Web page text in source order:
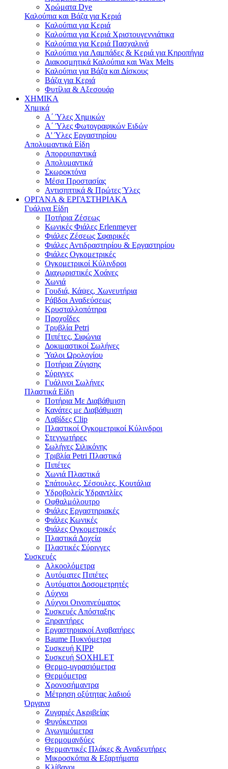
Χρώματα Dye
Καλούπια και Βάζα για Κεριά
Καλούπια για Κεριά
Καλούπια για Κεριά Χριστουγεννιάτικα
Καλούπια για Κεριά Πασχαλινά
Καλούπια για Λαμπάδες & Κεριά για Κηροπήγια
Διακοσμητικά Καλούπια και Wax Melts
Καλούπια για Βάζα και Δίσκους
Βάζα για Κεριά
Φυτίλια & Αξεσουάρ
ΧΗΜΙΚΑ
Χημικά
Α΄ Ύλες Χημικών
Α΄ Ύλες Φωτογραφικών Ειδών
Α' Ύλες Εργαστηρίου
Απολυμαντικά Είδη
Απορρυπαντικά
Απολυμαντικά
Σκωροκτόνα
Μέσα Προστασίας
Αντισηπτικά & Πρώτες Ύλες
ΟΡΓΑΝΑ & ΕΡΓΑΣΤΗΡΙΑΚΑ
Γυάλινα Είδη
Ποτήρια Ζέσεως
Κωνικές Φιάλες Erlenmeyer
Φιάλες Ζέσεως Σφαιρικές
Φιάλες Αντιδραστηρίου & Εργαστηρίου
Φιάλες Ογκομετρικές
Ογκομετρικoί Κύλινδροι
Διαχωριστικές Χoάνες
Χωνιά
Γουδιά, Κάψες, Χωνευτήρια
Ράβδοι Αναδεύσεως
Κρυσταλλοπότηρα
Προχοΐδες
Τρυβλία Petri
Πιπέτες, Σιφώνια
Δοκιμαστικοί Σωλήνες
Ύαλοι Ωρολογίου
Ποτήρια Ζύγισης
Σύριγγες
Γυάλινοι Σωλήνες
Πλαστικά Είδη
Ποτήρια Με Διαβάθμιση
Κανάτες με Διαβάθμιση
Λαβίδες Clip
Πλαστικοί Ογκομετρικοί Κύλινδροι
Στεγνωτήρες
Σωλήνες Σιλικόνης
Τριβλία Petri Πλαστικά
Πιπέτες
Χωνιά Πλαστικά
Σπάτουλες, Σέσουλες, Κουτάλια
Υδροβολείς Υδραντλίες
Οφθαλμόλουτρο
Φιάλες Εργαστηριακές
Φιάλες Κωνικές
Φιάλες Ογκομετρικές
Πλαστικά Δοχεία
Πλαστικές Σύριγγες
Συσκευές
Αλκοολόμετρα
Αυτόματες Πιπέτες
Αυτόματοι Δοσομετρητές
Λύχνοι
Λύχνοι Οινοπνεύματος
Συσκευές Απόσταξης
Ξηραντήρες
Εργαστηριακοί Αναβατήρες
Baume Πυκνόμετρα
Συσκευή KIPP
Συσκευή SOXHLET
Θερμο-υγρασιόμετρα
Θερμόμετρα
Χρονοσήμαντρα
Μέτρηση οξύτητας λαδιού
Όργανα
Ζυγαριές Ακριβείας
Φυγόκεντροι
Αγωγιμόμετρα
Θερμομανδύες
Θερμαντικές Πλάκες & Αναδευτήρες
Μικροσκόπια & Εξαρτήματα
Κλίβανοι